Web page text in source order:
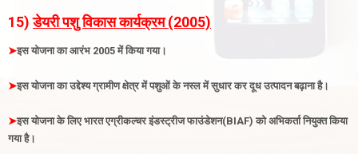
15)डेयरी पशु विकास कार्यक्रम (2005)
➤इस योजना का आरंभ 2005 में किया गया।
➤इस योजना का उद्देश्य ग्रामीण क्षेत्र में पशुओं के नस्ल में सुधार कर दूध उत्पादन बढ़ाना है।
➤इस योजना के लिए भारत एग्रीकल्चर इंडस्ट्रीज फाउंडेशन(BIAF) को अभिकर्ता नियुक्त किया
गया है।